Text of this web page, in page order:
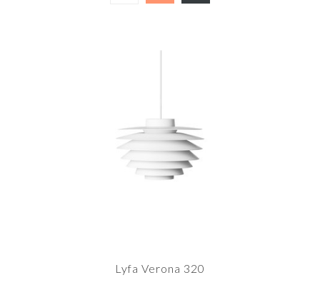
Lyfa Verona 320